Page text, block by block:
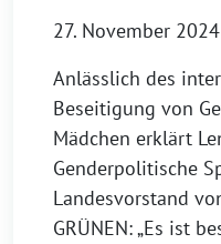
27. November 2024
Anlässlich des
Beseitigung von
Mädchen erklärt
Genderpolitische
Landesvorstand
GRÜNEN: „Es ist